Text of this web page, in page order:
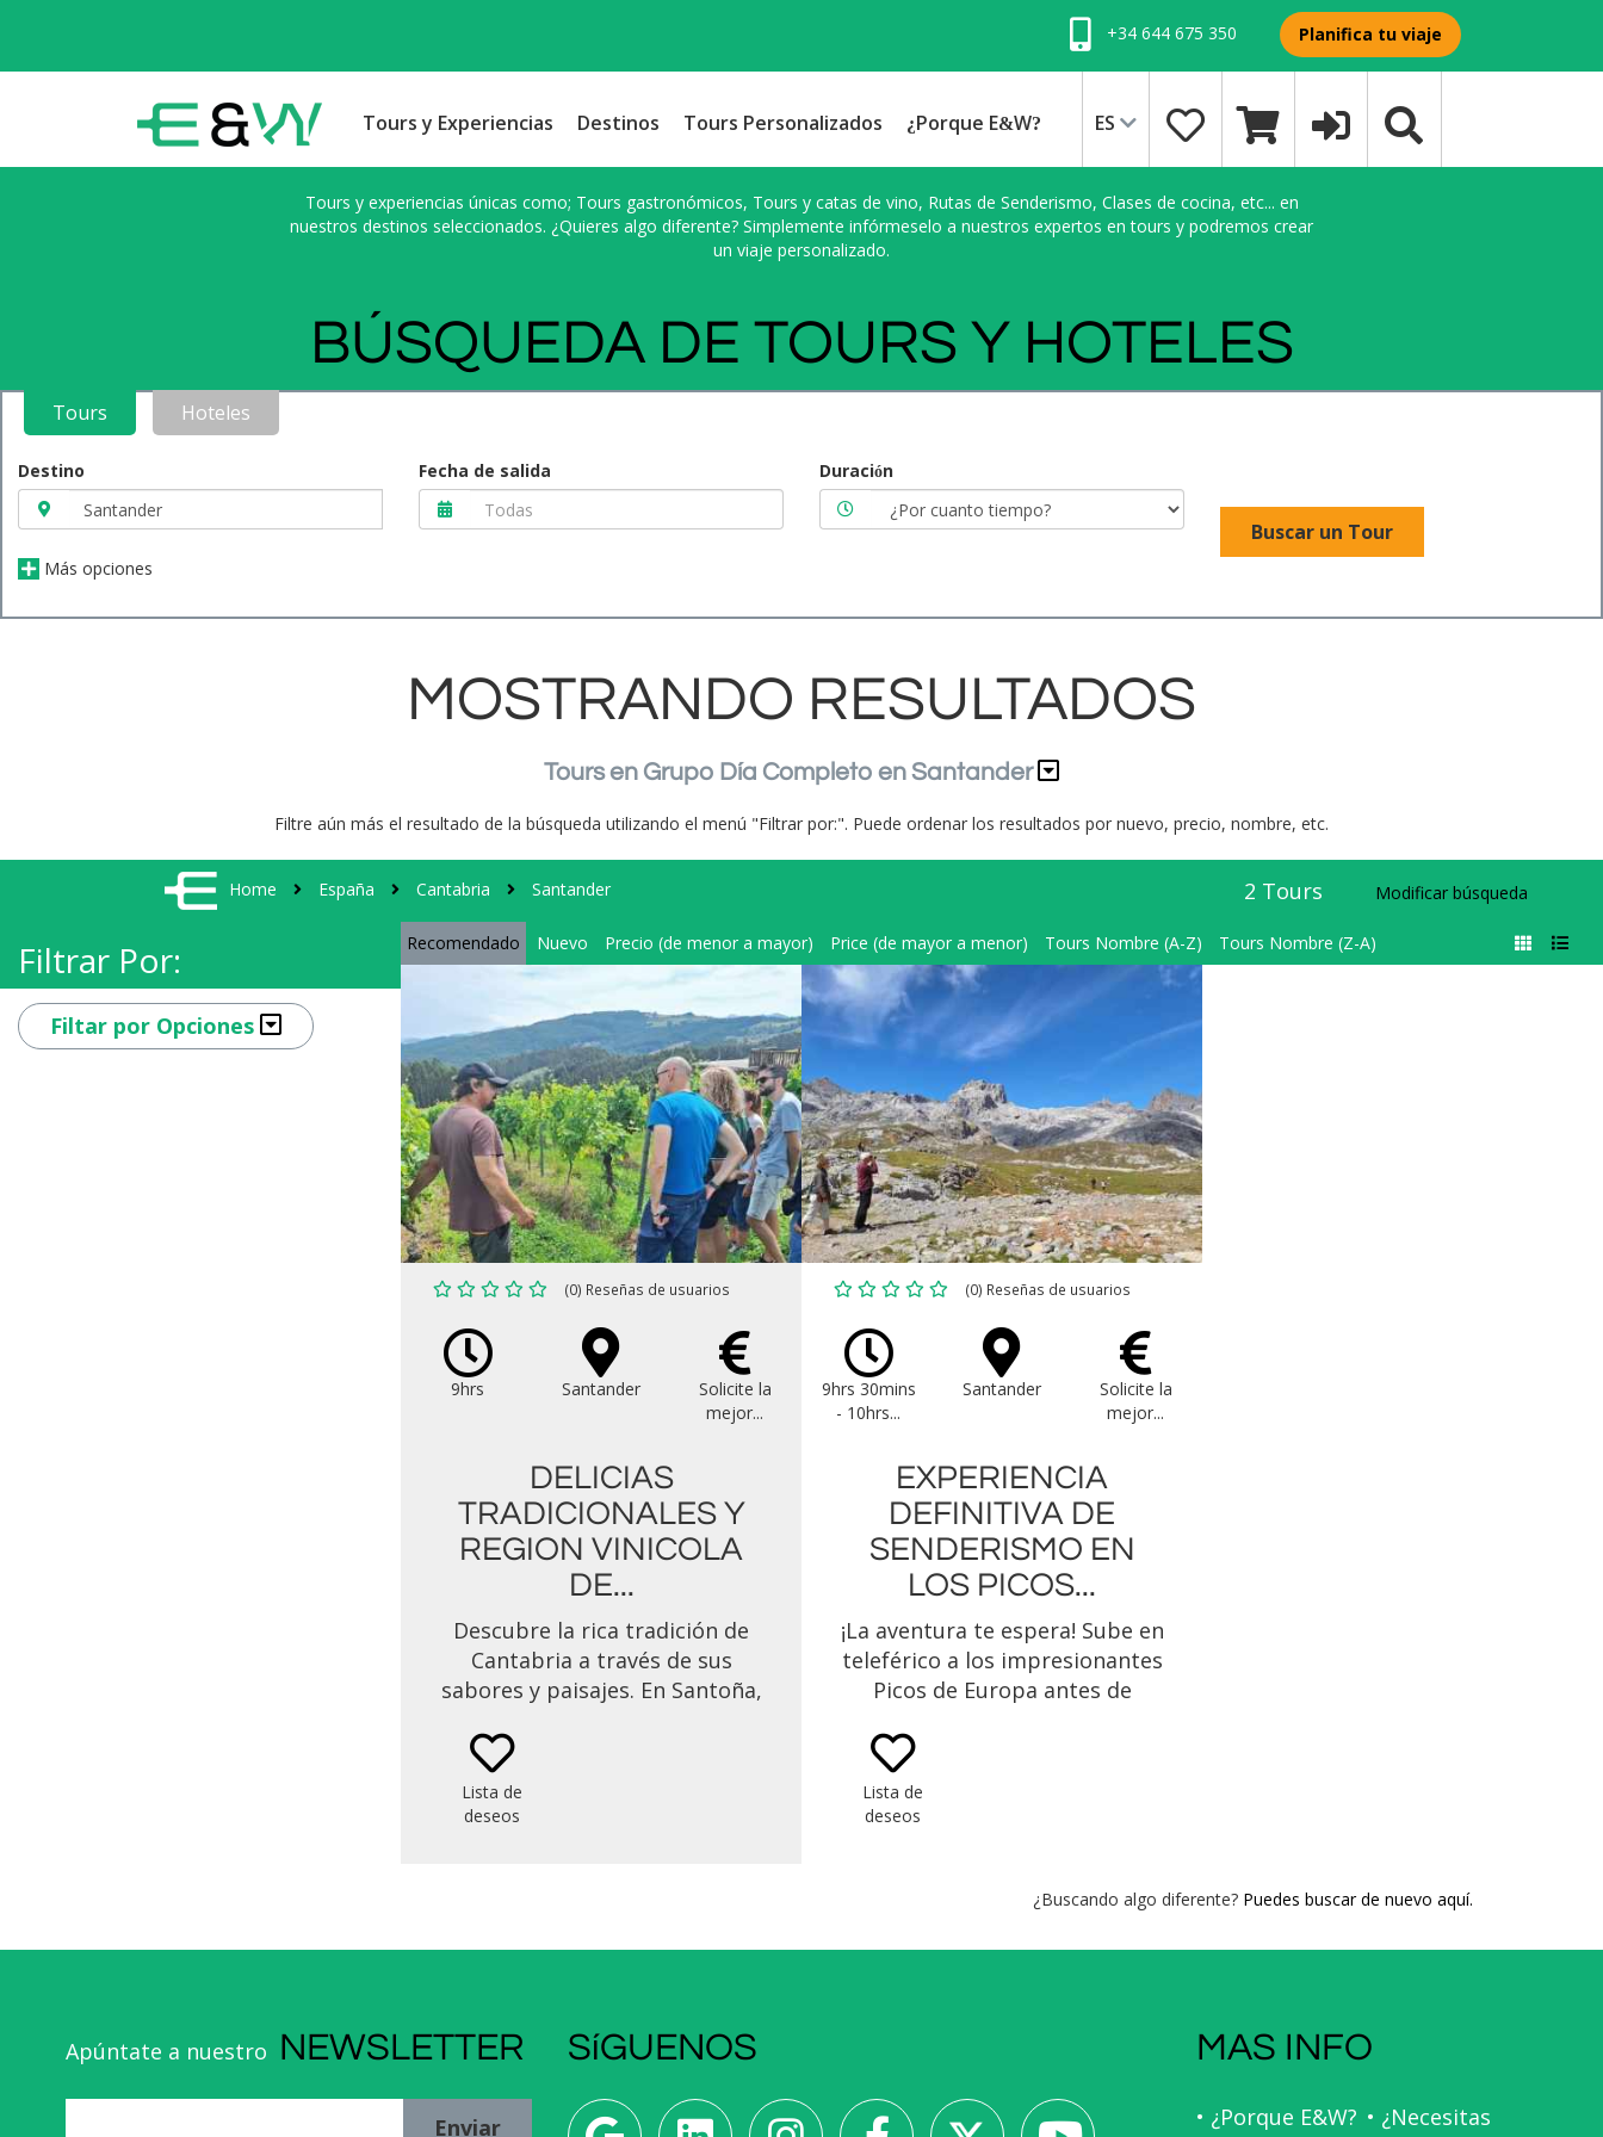
+34 644 675 350 Planifica tu viaje
Tours y Experiencias Destinos Tours Personalizados ¿Porque E&W? ES
Tours y experiencias únicas como; Tours gastronómicos, Tours y catas de vino, Rutas de Senderismo, Clases de cocina, etc... en
nuestros destinos seleccionados. ¿Quieres algo diferente? Simplemente infórmeselo a nuestros expertos en tours y podremos crear
un viaje personalizado.
BÚSQUEDA DE TOURS Y HOTELES
Tours Hoteles
Destino Fecha de salida Duración
Buscar un Tour
Más opciones
MOSTRANDO RESULTADOS
Tours en Grupo Día Completo en Santander
Filtre aún más el resultado de la búsqueda utilizando el menú "Filtrar por:". Puede ordenar los resultados por nuevo, precio, nombre, etc.
Home España Cantabria Santander 2 Tours Modificar búsqueda
Filtrar Por:
Filtar por Opciones
Recomendado Nuevo Precio (de menor a mayor) Price (de mayor a menor) Tours Nombre (A-Z) Tours Nombre (Z-A)
(0) Reseñas de usuarios
9hrs Santander
Solicite la
mejor...
DELICIAS
TRADICIONALES Y
REGION VINICOLA
DE...
Descubre la rica tradición de
Cantabria a través de sus
sabores y paisajes. En Santoña,
producción de las famosas
anchoas del Cantábrico y luego
disfruta de una cata de vinos
Lista de
deseos
(0) Reseñas de usuarios
9hrs 30mins
- 10hrs...
Santander
Solicite la
mejor...
EXPERIENCIA
DEFINITIVA DE
SENDERISMO EN
LOS PICOS...
¡La aventura te espera! Sube en
teleférico a los impresionantes
Picos de Europa antes de
Disfruta de vistas
impresionantes y observa la
fauna local. Visita el encantador
locales.
Lista de
deseos
¿Buscando algo diferente? Puedes buscar de nuevo aquí.
Apúntate a nuestro NEWSLETTER
Enviar
SíGUENOS MAS INFO
• ¿Porque E&W? • ¿Necesitas